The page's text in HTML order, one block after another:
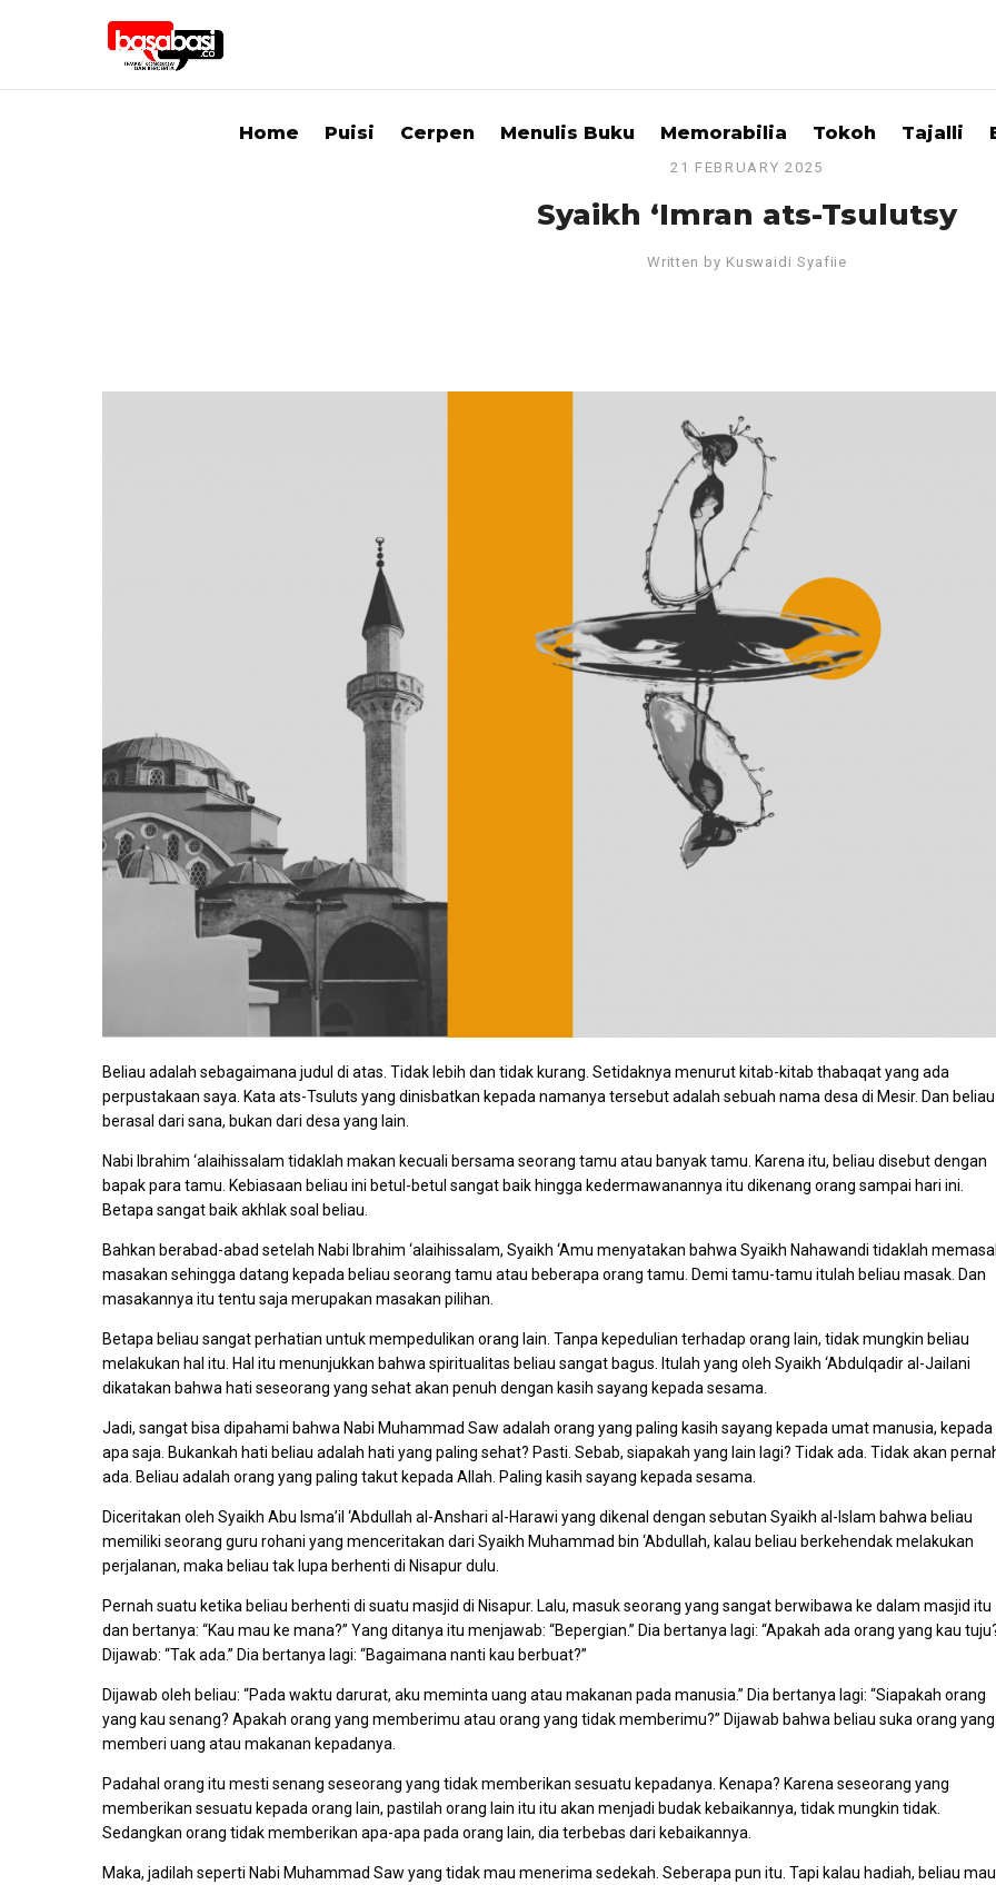
Home Puisi Cerpen Menulis Buku Memorabilia Tokoh Tajalli
21 FEBRUARY 2025
Syaikh ‘Imran ats-Tsulutsy
Written by Kuswaidi Syafiie
Beliau adalah sebagaimana judul di atas. Tidak lebih dan tidak kurang. Setidaknya menurut kitab-kitab thabaqat yang ada
perpustakaan saya. Kata ats-Tsuluts yang dinisbatkan kepada namanya tersebut adalah sebuah nama desa di Mesir. Dan beliau
berasal dari sana, bukan dari desa yang lain.
Nabi Ibrahim ‘alaihissalam tidaklah makan kecuali bersama seorang tamu atau banyak tamu. Karena itu, beliau disebut dengan
bapak para tamu. Kebiasaan beliau ini betul-betul sangat baik hingga kedermawanannya itu dikenang orang sampai hari ini.
Betapa sangat baik akhlak soal beliau.
Bahkan berabad-abad setelah Nabi Ibrahim ‘alaihissalam, Syaikh ‘Amu menyatakan bahwa Syaikh Nahawandi tidaklah
masakan sehingga datang kepada beliau seorang tamu atau beberapa orang tamu. Demi tamu-tamu itulah beliau masak. Dan
masakannya itu tentu saja merupakan masakan pilihan.
Betapa beliau sangat perhatian untuk mempedulikan orang lain. Tanpa kepedulian terhadap orang lain, tidak mungkin beliau
melakukan hal itu. Hal itu menunjukkan bahwa spiritualitas beliau sangat bagus. Itulah yang oleh Syaikh ‘Abdulqadir al-Jailani
dikatakan bahwa hati seseorang yang sehat akan penuh dengan kasih sayang kepada sesama.
Jadi, sangat bisa dipahami bahwa Nabi Muhammad Saw adalah orang yang paling kasih sayang kepada umat manusia, kepada
apa saja. Bukankah hati beliau adalah hati yang paling sehat? Pasti. Sebab, siapakah yang lain lagi? Tidak ada. Tidak akan
ada. Beliau adalah orang yang paling takut kepada Allah. Paling kasih sayang kepada sesama.
Diceritakan oleh Syaikh Abu Isma’il ‘Abdullah al-Anshari al-Harawi yang dikenal dengan sebutan Syaikh al-Islam bahwa beliau
memiliki seorang guru rohani yang menceritakan dari Syaikh Muhammad bin ‘Abdullah, kalau beliau berkehendak melakukan
perjalanan, maka beliau tak lupa berhenti di Nisapur dulu.
Pernah suatu ketika beliau berhenti di suatu masjid di Nisapur. Lalu, masuk seorang yang sangat berwibawa ke dalam masjid itu
dan bertanya: “Kau mau ke mana?” Yang ditanya itu menjawab: “Bepergian.” Dia bertanya lagi: “Apakah ada orang yang kau
Dijawab: “Tak ada.” Dia bertanya lagi: “Bagaimana nanti kau berbuat?”
Dijawab oleh beliau: “Pada waktu darurat, aku meminta uang atau makanan pada manusia.” Dia bertanya lagi: “Siapakah orang
yang kau senang? Apakah orang yang memberimu atau orang yang tidak memberimu?” Dijawab bahwa beliau suka orang yang
memberi uang atau makanan kepadanya.
Padahal orang itu mesti senang seseorang yang tidak memberikan sesuatu kepadanya. Kenapa? Karena seseorang yang
memberikan sesuatu kepada orang lain, pastilah orang lain itu itu akan menjadi budak kebaikannya, tidak mungkin tidak.
Sedangkan orang tidak memberikan apa-apa pada orang lain, dia terbebas dari kebaikannya.
Maka, jadilah seperti Nabi Muhammad Saw yang tidak mau menerima sedekah. Seberapa pun itu. Tapi kalau hadiah, beliau